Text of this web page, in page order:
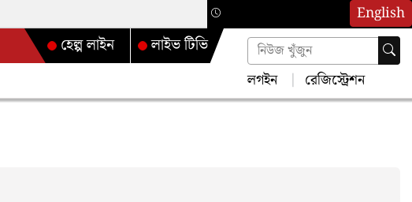
English
লাইভ টিভি
হেল্প লাইন
লগইন রেজিস্ট্রেশন